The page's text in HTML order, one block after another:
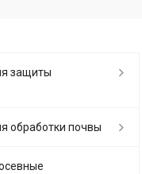
защиты
обработки почвы